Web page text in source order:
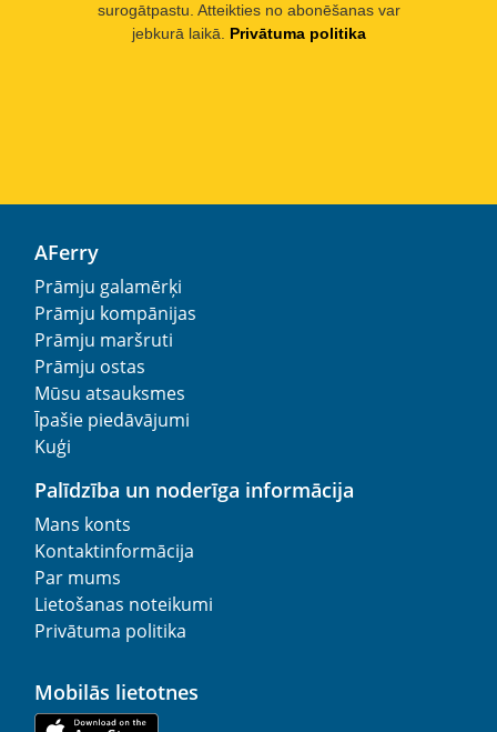
surogātpastu. Atteikties no abonēšanas var
jebkurā laikā. Privātuma politika
AFerry
Prāmju galamērķi
Prāmju kompānijas
Prāmju maršruti
Prāmju ostas
Mūsu atsauksmes
Īpašie piedāvājumi
Kuģi
Palīdzība un noderīga informācija
Mans konts
Kontaktinformācija
Par mums
Lietošanas noteikumi
Privātuma politika
Mobilās lietotnes